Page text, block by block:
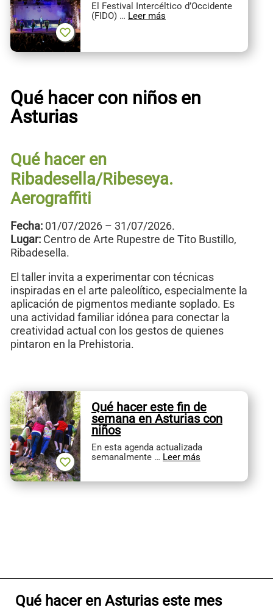
El Festival Intercéltico d’Occidente
(FIDO) … Leer más
Qué hacer con niños en
Asturias
Qué hacer en
Ribadesella/Ribeseya.
Aerograffiti
Fecha: 01/07/2026 – 31/07/2026.
Lugar: Centro de Arte Rupestre de Tito Bustillo,
Ribadesella.
El taller invita a experimentar con técnicas
inspiradas en el arte paleolítico, especialmente la
aplicación de pigmentos mediante soplado. Es
una actividad familiar idónea para conectar la
creatividad actual con los gestos de quienes
pintaron en la Prehistoria.
Qué hacer este fin de
semana en Asturias con
niños
En esta agenda actualizada
semanalmente … Leer más
Qué hacer en Asturias este mes